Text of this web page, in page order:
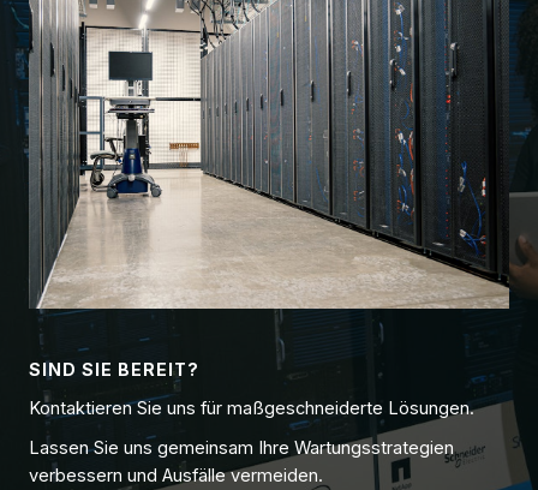
SIND SIE BEREIT?
Kontaktieren Sie uns für maßgeschneiderte Lösungen.
Lassen Sie uns gemeinsam Ihre Wartungsstrategien
verbessern und Ausfälle vermeiden.